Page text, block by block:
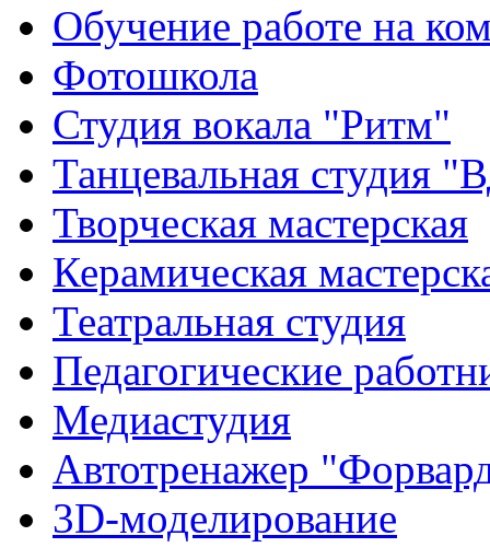
Обучение работе на
Фотошкола
Студия вокала "Ритм"
Танцевальная студия
Творческая мастерская
Керамическая
Театральная студия
Педагогические
Медиастудия
Автотренажер
3D-моделирование